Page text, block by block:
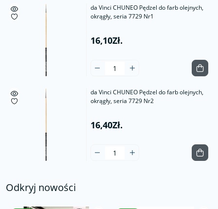
da Vinci CHUNEO Pędzel do farb olejnych,
okrągły, seria 7729 Nr1
16,10Zł.
da Vinci CHUNEO Pędzel do farb olejnych,
okrągły, seria 7729 Nr2
16,40Zł.
Odkryj nowości